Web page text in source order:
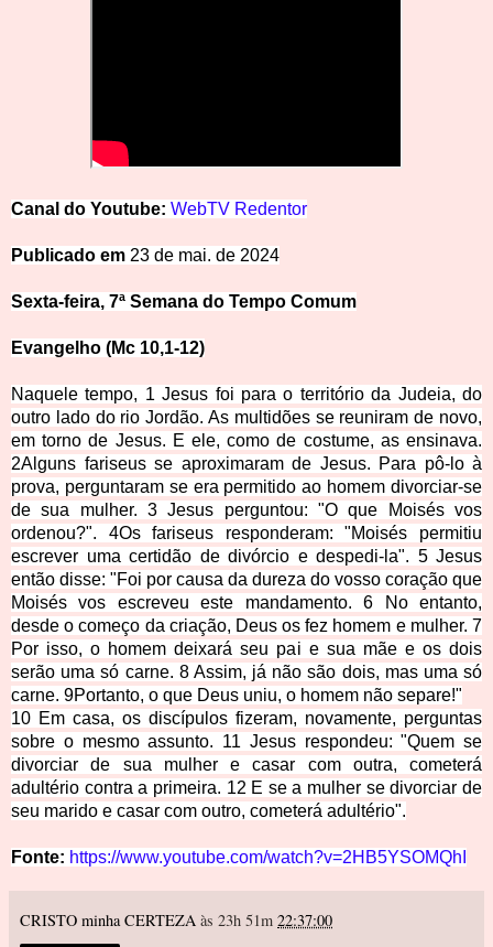
Canal do Youtube: WebTV Redentor
Publicado em 23 de mai. de 2024
Sexta-feira, 7ª Semana do Tempo Comum
Evangelho (Mc 10,1-12)
Naquele tempo, 1 Jesus foi para o território da Judeia, do
outro lado do rio Jordão. As multidões se reuniram de novo,
em torno de Jesus. E ele, como de costume, as ensinava.
2Alguns fariseus se aproximaram de Jesus. Para pô-lo à
prova, perguntaram se era permitido ao homem divorciar-se
de sua mulher. 3 Jesus perguntou: "O que Moisés vos
ordenou?". 4Os fariseus responderam: "Moisés permitiu
escrever uma certidão de divórcio e despedi-la". 5 Jesus
então disse: "Foi por causa da dureza do vosso coração que
Moisés vos escreveu este mandamento. 6 No entanto,
desde o começo da criação, Deus os fez homem e mulher. 7
Por isso, o homem deixará seu pai e sua mãe e os dois
serão uma só carne. 8 Assim, já não são dois, mas uma só
carne. 9Portanto, o que Deus uniu, o homem não separe!"
10 Em casa, os discípulos fizeram, novamente, perguntas
sobre o mesmo assunto. 11 Jesus respondeu: "Quem se
divorciar de sua mulher e casar com outra, cometerá
adultério contra a primeira. 12 E se a mulher se divorciar de
seu marido e casar com outro, cometerá adultério".
Fonte: https://www.youtube.com/watch?v=2HB5YSOMQhI
CRISTO minha CERTEZA às 23h 51m 22:37:00